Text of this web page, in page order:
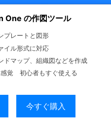
の作図ツール
プレートと図形
イル形式に対応
ドマップ、組織図などを作成
覚 初心者もすぐ使える
今すぐ購入